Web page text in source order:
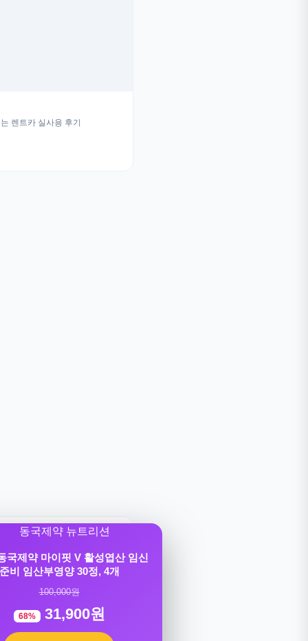
렌트카 실사용 후기
국제약 마이핏 V 활성엽산 임신
준비 임산부영양 30정, 4개
100,000원
68% 31,900원